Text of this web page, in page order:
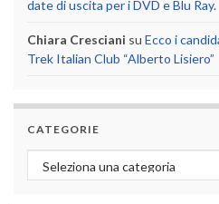
date di uscita per i DVD e Blu Ray.
Chiara Cresciani su Ecco i
Trek Italian Club “Alberto Lisiero”
CATEGORIE
Categorie